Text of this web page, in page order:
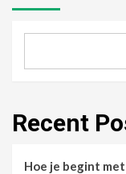
Recent
Hoe je begint